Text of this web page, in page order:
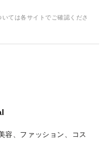
ては各サイトでご確認くださ
容、ファッション、コス